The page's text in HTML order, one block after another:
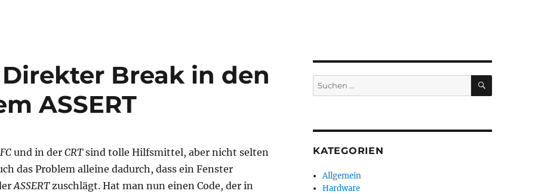
Break in den
ASSERT
und in der CRTsind tolle Hilfsmittel, aber nicht selten
das Problem alleine dadurch, dass ein Fenster
ASSERT zuschlägt. Hat man nun einen Code, der in
Suchen
nach:
SUCHEN
KATEGORIEN
Allgemein
Hardware